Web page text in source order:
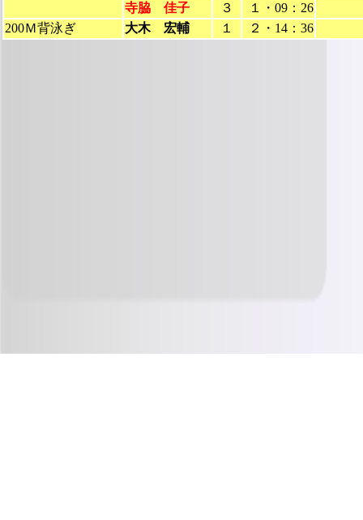
寺脇 佳子
３
１・09：26
200Ｍ背泳ぎ
大木 宏輔 １ ２・14：36